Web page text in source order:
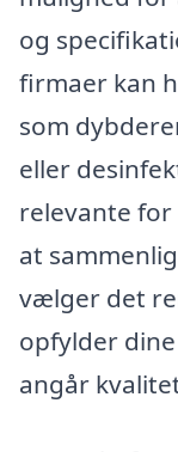
og
firmaer kan
som
eller
relevante for
at
vælger det
opfylder
angår